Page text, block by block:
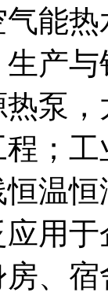
能
产
泵
；
温
用
、